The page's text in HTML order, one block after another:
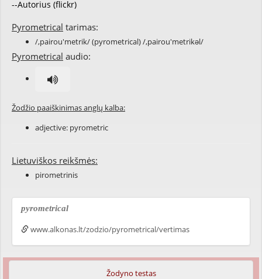
--Autorius (flickr)
Pyrometrical tarimas:
/,pairou'metrik/ (pyrometrical) /,pairou'metrikəl/
Pyrometrical audio:
Žodžio paaiškinimas anglų kalba:
adjective: pyrometric
Lietuviškos reikšmės:
pirometrinis
pyrometrical
www.alkonas.lt/zodzio/pyrometrical/vertimas
Žodyno testas